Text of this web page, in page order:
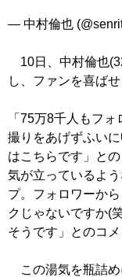
— 中村倫也
10日、中村倫也
し、ファンを喜ばせ
「75万8千人もフ
撮りをあげずふい
はこちらです」と
気が立っているよ
プ。フォロワーか
クじゃないですか(
そうです」とのコ
この湯気を瓶詰め